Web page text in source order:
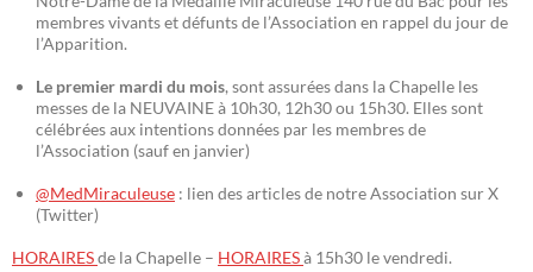
membres vivants et défunts de l’Association en rappel du jour de
l’Apparition.
Le premier mardi du mois, sont assurées dans la Chapelle les
messes de la NEUVAINE à 10h30, 12h30 ou 15h30. Elles sont
célébrées aux intentions données par les membres de
l’Association (sauf en janvier)
@MedMiraculeuse : lien des articles de notre Association sur X
(Twitter)
HORAIRESde la Chapelle – HORAIRESà 15h30 le vendredi.